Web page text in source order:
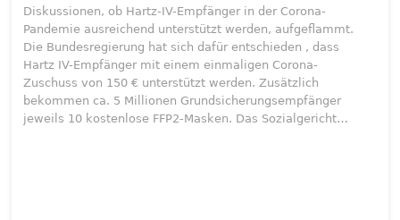
Diskussionen, ob Hartz-IV-Empfänger in der Corona-
Pandemie ausreichend unterstützt werden, aufgeflammt.
Die Bundesregierung hat sich dafür entschieden , dass
Hartz IV-Empfänger mit einem einmaligen Corona-
Zuschuss von 150 € unterstützt werden. Zusätzlich
bekommen ca. 5 Millionen Grundsicherungsempfänger
jeweils 10 kostenlose FFP2-Masken. Das Sozialgericht…